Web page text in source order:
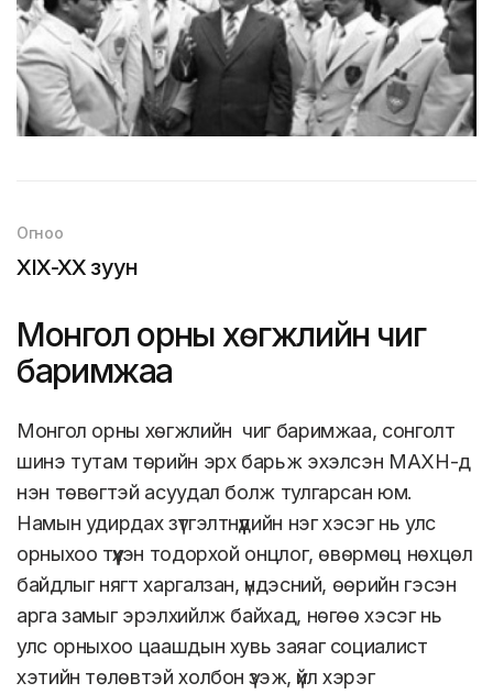
Огноо
XIX-XX зуун
Монгол орны хөгжлийн чиг
баримжаа
Монгол орны хөгжлийн чиг баримжаа, сонголт
шинэ тутам төрийн эрх барьж эхэлсэн МАХН-д
нэн төвөгтэй асуудал болж тулгарсан юм.
Намын удирдах зүтгэлтнүүдийн нэг хэсэг нь улс
орныхоо түүхэн тодорхой онцлог, өвөрмөц нөхцөл
байдлыг нягт харгалзан, үндэсний, өөрийн гэсэн
арга замыг эрэлхийлж байхад, нөгөө хэсэг нь
улс орныхоо цаашдын хувь заяаг социалист
хэтийн төлөвтэй холбон үзэж, үйл хэрэг